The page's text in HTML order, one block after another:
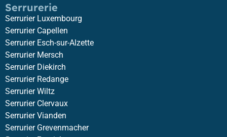
Serrurerie
Serrurier Luxembourg
Serrurier Capellen
Serrurier Esch-sur-Alzette
Serrurier Mersch
Serrurier Diekirch
Serrurier Redange
Serrurier Wiltz
Serrurier Clervaux
Serrurier Vianden
Serrurier Grevenmacher